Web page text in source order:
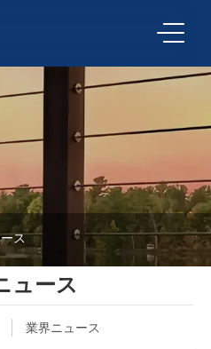
ス
ュース
業界ニュース